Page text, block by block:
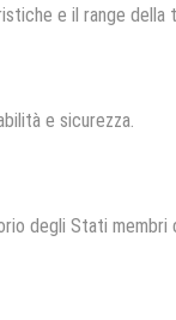
e il range della
e sicurezza.
degli Stati membri